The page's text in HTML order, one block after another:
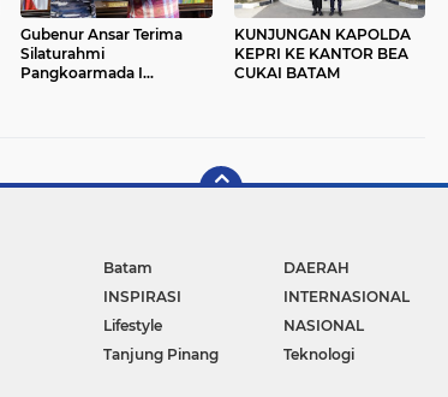
Gubenur Ansar Terima
Silaturahmi
Pangkoarmada I
KUNJUNGAN KAPOLDA
KEPRI KE KANTOR BEA
CUKAI BATAM
Batam DAERAH
INSPIRASI INTERNASIONAL
Lifestyle NASIONAL
Tanjung Pinang Teknologi